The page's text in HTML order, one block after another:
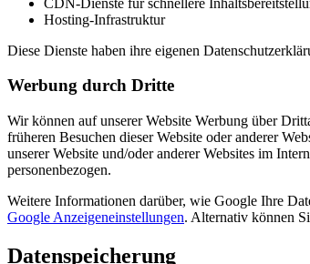
Hosting-Infrastruktur
Diese Dienste haben ihre eigenen
Werbung durch Dritte
Wir können auf unserer Website Werbung über
früheren Besuchen dieser Website oder anderer
unserer Website und/oder anderer Websites im
personenbezogen.
Weitere Informationen darüber, wie Google Ihre
Google Anzeigeneinstellungen. Alternativ können
Datenspeicherung